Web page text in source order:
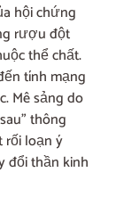
hội chứng
rượu đột
thể chất.
tính mạng
Mê sảng do
thông
rối loạn ý
đổi thần kinh